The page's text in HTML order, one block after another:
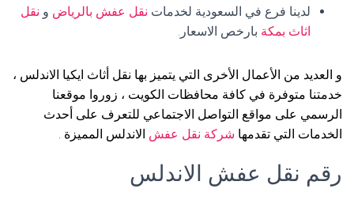
لدينا فرع في السعودية لخدمات نقل عفش بالرياض و نقل
اثاث بمكة بارخص الاسعار.
و العديد من الأعمال الأخرى التي يتميز بها نقل أثاث ايكيا الاندلس ،
خدمتنا متوفرة في كافة محافظات الكويت ، زوروا موقعنا
الرسمي على مواقع التواصل الاجتماعي للتعرف على أحدث
الخدمات التي تقدمها شركة نقل عفش الاندلس المميزة .
رقم نقل عفش الاندلس